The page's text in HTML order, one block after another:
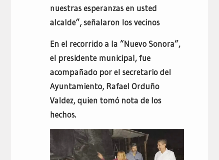
nuestras esperanzas en usted
alcalde”, señalaron los vecinos
En el recorrido a la “Nuevo Sonora”,
el presidente municipal, fue
acompañado por el secretario del
Ayuntamiento, Rafael Orduño
Valdez, quien tomó nota de los
hechos.